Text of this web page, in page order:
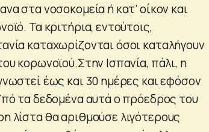
στα νοσοκομεία ή κατ’ οίκον και
Τα κριτήρια, εντούτοις,
καταχωρίζονται όσοι καταλήγουν
κορωνοϊού.Στην Ισπανία, πάλι, η
έως και 30 ημέρες και εφόσον
τα δεδομένα αυτά ο πρόεδρος του
λίστα θα αριθμούσε λιγότερους